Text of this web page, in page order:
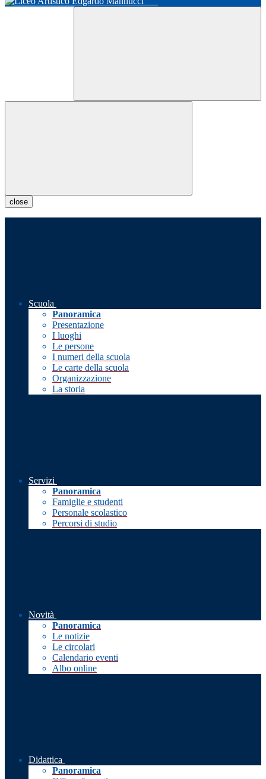
close
Scuola
Panoramica
Presentazione
I luoghi
Le persone
I numeri della scuola
Le carte della scuola
Organizzazione
La storia
Servizi
Panoramica
Famiglie e studenti
Personale scolastico
Percorsi di studio
Novità
Panoramica
Le notizie
Le circolari
Calendario eventi
Albo online
Didattica
Panoramica